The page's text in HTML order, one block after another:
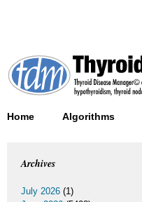
Home Algorithms
Archives
July 2026 (1)